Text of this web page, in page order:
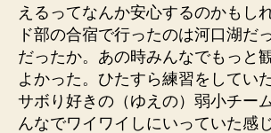
えるってなんか安心するのかもし
ド部の合宿で行ったのは河口湖だ
だったか。あの時みんなでもっと
よかった。ひたすら練習をしてい
サボり好きの（ゆえの）弱小チー
んなでワイワイしにいっていた感